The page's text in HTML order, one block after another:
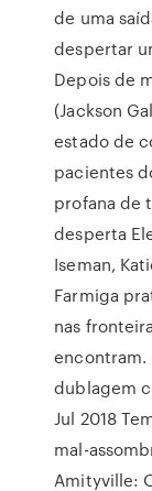
de uma
despertar
Depois de
(Jackson
estado de
pacientes
profana de
desperta
Iseman,
Farmiga
nas
encontram.
dublagem
Jul 2018
mal-
Amityville: